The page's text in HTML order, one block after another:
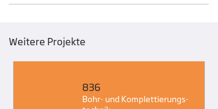
Weitere Projekte
836
Bohr- und Komplettierungs­